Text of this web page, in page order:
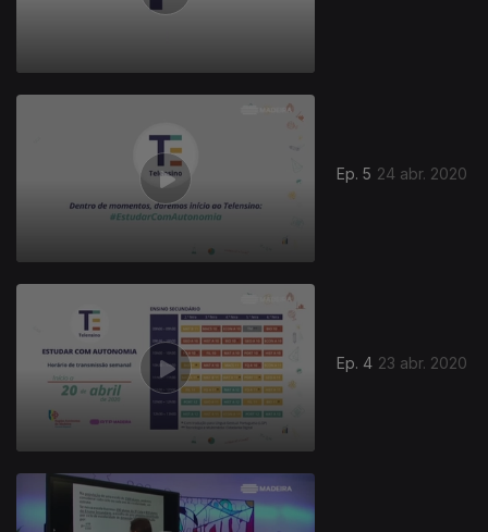
Ep. 5 24 abr. 2020
Ep. 4 23 abr. 2020